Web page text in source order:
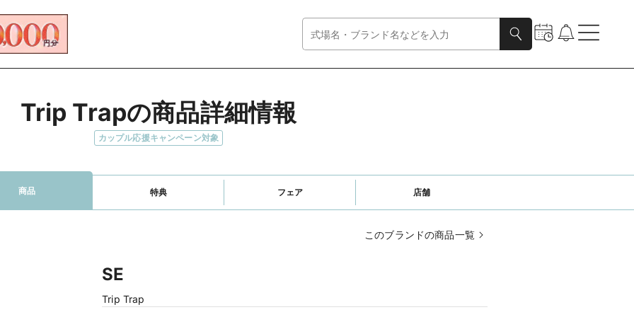
Trip Trapの商品詳細情報
カップル応援キャンペーン対象
商品 特典 フェア 店舗
このブランドの商品一覧
SE
Trip Trap